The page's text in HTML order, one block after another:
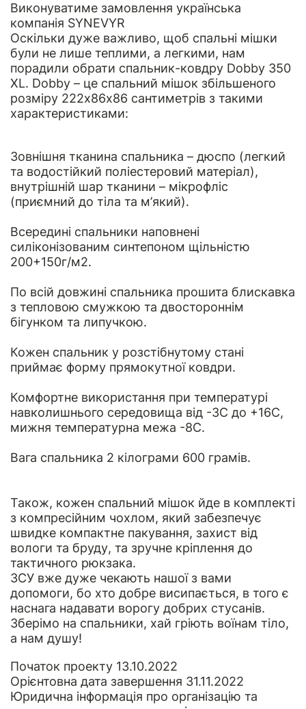
Виконуватиме замовлення українська
компанія SYNEVYR
Оскільки дуже важливо, щоб спальні мішки
були не лише теплими, а легкими, нам
порадили обрати спальник-ковдру Dobby 350
XL. Dobby – це спальний мішок збільшеного
розміру 222х86х86 сантиметрів з такими
характеристиками:
Зовнішня тканина спальника – дюспо (легкий
та водостійкий поліестеровий матеріал),
внутрішній шар тканини – мікрофліс
(приємний до тіла та м’який).
Всередині спальники наповнені
силіконізованим синтепоном щільністю
200+150г/м2.
По всій довжині спальника прошита блискавка
з тепловою смужкою та двостороннім
бігунком та липучкою.
Кожен спальник у розстібнутому стані
приймає форму прямокутної ковдри.
Комфортне використання при температурі
навколишнього середовища від -3C до +16С,
мижня температурна межа -8C.
Вага спальника 2 кілограми 600 грамів.
Також, кожен спальний мішок йде в комплекті
з компресійним чохлом, який забезпечує
швидке компактне пакування, захист від
вологи та бруду, та зручне кріплення до
тактичного рюкзака.
ЗСУ вже дуже чекають нашої з вами
допомоги, бо хто добре висипається, в того є
наснага надавати ворогу добрих стусанів.
Зберімо на спальники, хай гріють воїнам тіло,
а нам душу!
Початок проекту 13.10.2022
Орієнтовна дата завершення 31.11.2022
Юридична інформація про організацію та